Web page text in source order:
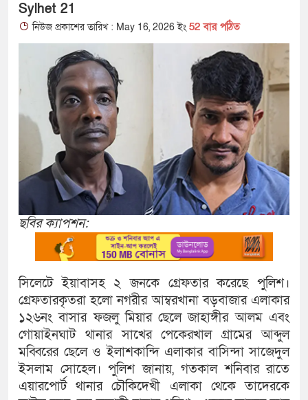
Sylhet 21
নিউজ প্রকাশের তারিখ : May 16, 2026 ইং 52 বার পঠিত
ছবির ক্যাপশন:
সিলেটে ইয়াবাসহ ২ জনকে গ্রেফতার করেছে পুলিশ।
গ্রেফতারকৃতরা হলো নগরীর আম্বরখানা বড়বাজার এলাকার
১২৬নং বাসার ফজলু মিয়ার ছেলে জাহাঙ্গীর আলম এবং
গোয়াইনঘাট থানার সাখের পেকেরখাল গ্রামের আব্দুল
মব্বিরের ছেলে ও ইলাশকান্দি এলাকার বাসিন্দা সাজেদুল
ইসলাম সোহেল। পুলিশ জানায়, গতকাল শনিবার রাতে
এয়ারপোর্ট থানার চৌকিদেখী এলাকা থেকে তাদেরকে